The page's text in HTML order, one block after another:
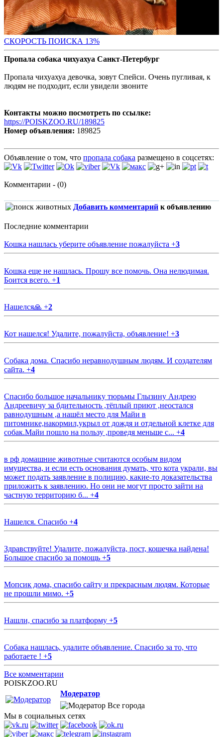
СКОРОСТЬ ПОИСКА 13%
Пропала собака чихуахуа Санкт-Петербург
Пропала чихуахуа девочка, зовут Спейси. Очень пугливая, к
людям не подходит, если увидели звоните
Контакты можно посмотреть по ссылке:
https://POISKZOO.RU/189825
Номер объявления: 189825
Объявление о том, что пропала собака размещено в соцсетях:
Комментарии - (0)
Добавить комментарий к объявлению
Последние комментарии
Кошка нашлась уберите объявление пожалуйста +3
Кошка еще не нашлась. Прошу все помочь. Она нелюдимая.
Боится всего. +1
Нашелся🙏 +2
Кот нашелся! Удалите, пожалуйста, объявление! +3
Собака дома. Спасибо неравнодушным людям. И создателям
сайта. +4
Спасибо большое начальнику тюрьмы Глызину Андрею
Андреевичу за бдительность ,тёплый приют ,неостался
равнодушным ,а нашёл место для Майи в
питомнике,накормил,укрыл от дождя и отдельной клетке для
собак.Майи пошло на пользу ,проведя меньше с... +4
в рф домашние животные считаются особым видом
имущества, и если есть основания думать, что кота украли, вы
может подать заявление в полицию, какие-то доказательства
приложить к заявлению. Но они не могут просто зайти на
частную территорию б... +4
Нашелся. Спасибо +4
Здравствуйте! Удалите, пожалуйста, пост, кошечка найдена!
Большое спасибо за помощь +5
Мопсик дома, спасибо сайту и прекрасным людям. Которые
не прошли мимо. +5
Нашли, спасибо за платформу +5
Собака нашлась, удалите объявление. Спасибо за то, что
работаете ! +5
Все комментарии
POISKZOO.RU
Модератор
Все города
Мы в социальных сетях